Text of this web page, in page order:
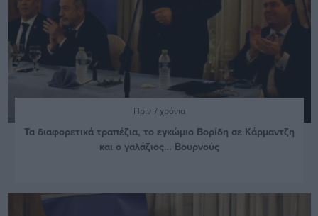
Πριν 7 χρόνια
Τα διαφορετικά τραπέζια, το εγκώμιο Βορίδη σε Κάρμαντζη
και ο γαλάζιος… Βουρνούς